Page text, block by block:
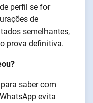
perfil se for
de
semelhantes,
prova definitiva.
saber com
evita